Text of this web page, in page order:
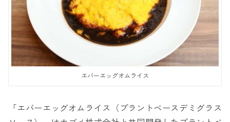
エバーエッグオムライス
「エバーエッグオムライス（プラントベースデミグラス